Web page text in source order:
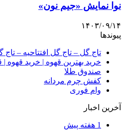
نوا نمایش «جیم نون»
۱۴۰۳/۰۹/۱۴
پیوندها
تاج گل – تاج گل افتتاحیه – تاج
خرید بهترین قهوه | خرید قهوه |
صندوق طلا
کفش چرم مردانه
وام فوری
آخرین اخبار
1 هفته پیش